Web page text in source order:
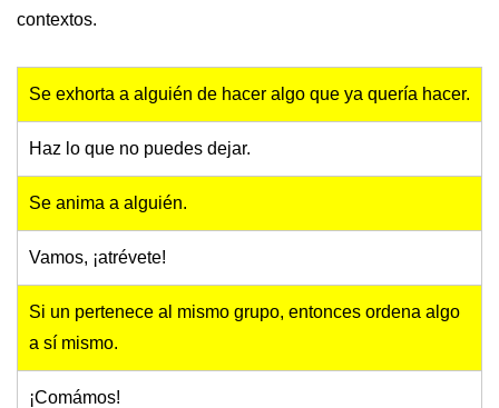
contextos.
Se exhorta a alguién de hacer algo que ya quería hacer.
Haz lo que no puedes dejar.
Se anima a alguién.
Vamos, ¡atrévete!
Si un pertenece al mismo grupo, entonces ordena algo
a sí mismo.
¡Comámos!